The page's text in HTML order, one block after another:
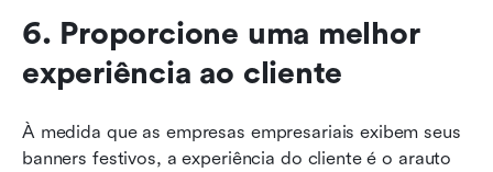
6. Proporcione uma melhor
experiência ao cliente
À medida que as empresas empresariais exibem seus
banners festivos, a experiência do cliente é o arauto